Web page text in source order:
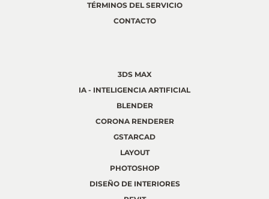
TÉRMINOS DEL SERVICIO
CONTACTO
3DS MAX
IA - INTELIGENCIA ARTIFICIAL
BLENDER
CORONA RENDERER
GSTARCAD
LAYOUT
PHOTOSHOP
DISEÑO DE INTERIORES